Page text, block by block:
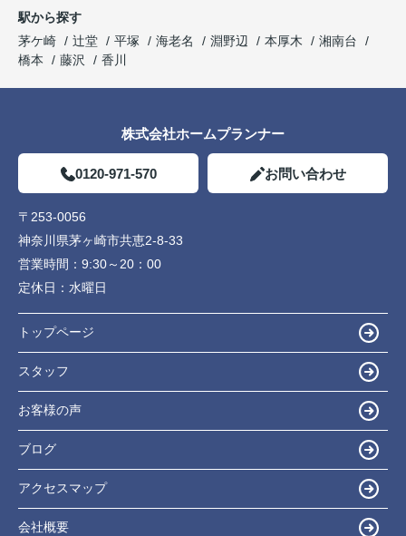
駅から探す
茅ケ崎
辻堂 平塚 海老名 淵野辺 本厚木
湘南台
橋本
藤沢 香川
株式会社ホームプランナー
0120-971-570 お問い合わせ
〒253-0056
神奈川県茅ヶ崎市共恵2-8-33
営業時間： 9:30～20：00
定休日： 水曜日
トップページ
スタッフ
お客様の声
ブログ
アクセスマップ
会社概要